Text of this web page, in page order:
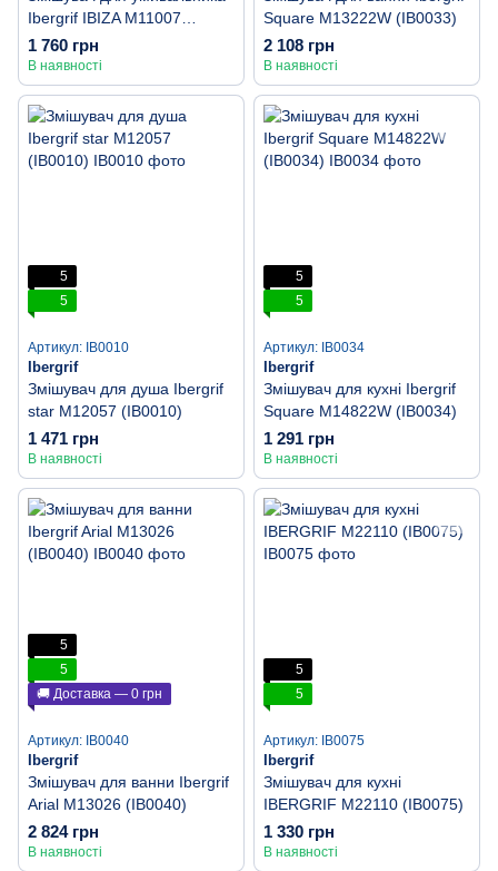
Ibergrif IBIZA M11007
(LL2010)
1 760 грн
В наявності
Square M13222W (IB0033)
2 108 грн
В наявності
5
5
Артикул: IB0010
Ibergrif
Змішувач для душа Ibergrif
star M12057 (IB0010)
1 471 грн
В наявності
5
5
Артикул: IB0034
Ibergrif
Змішувач для кухні Ibergrif
Square M14822W (IB0034)
1 291 грн
В наявності
5
5
🚚 Доставка — 0 грн
Артикул: IB0040
Ibergrif
Змішувач для ванни Ibergrif
Arial M13026 (IB0040)
2 824 грн
В наявності
5
5
Артикул: IB0075
Ibergrif
Змішувач для кухні
IBERGRIF M22110 (IB0075)
1 330 грн
В наявності